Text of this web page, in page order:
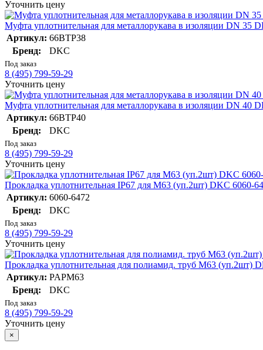
Уточнить цену
Муфта уплотнительная для металлорукава в изоляции DN 35
Артикул: 66BTP38
Бренд:
DKC
Под заказ
8 (495) 799-59-29
Уточнить цену
Муфта уплотнительная для металлорукава в изоляции DN 40
Артикул: 66BTP40
Бренд:
DKC
Под заказ
8 (495) 799-59-29
Уточнить цену
Прокладка уплотнительная IP67 для M63 (уп.2шт) DKC 6060-
Артикул: 6060-6472
Бренд:
DKC
Под заказ
8 (495) 799-59-29
Уточнить цену
Прокладка уплотнительная для полиамид. труб M63 (уп.2шт)
Артикул: PAPM63
Бренд:
DKC
Под заказ
8 (495) 799-59-29
Уточнить цену
×